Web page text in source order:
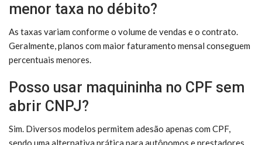
menor taxa no débito?
As taxas variam conforme o volume de vendas e o contrato.
Geralmente, planos com maior faturamento mensal conseguem
percentuais menores.
Posso usar maquininha no CPF sem
abrir CNPJ?
Sim. Diversos modelos permitem adesão apenas com CPF,